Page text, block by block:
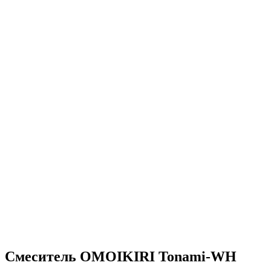
Смеситель OMOIKIRI Tonami-WH